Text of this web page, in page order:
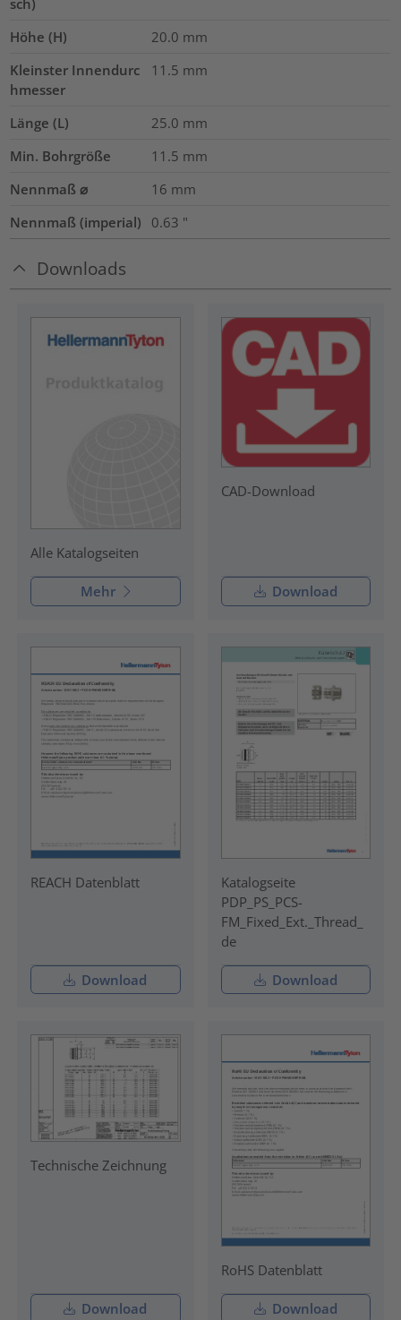
Höhe (H)
20.0 mm
Kleinster Innendurc
hmesser
11.5 mm
Länge (L) 25.0 mm
Min. Bohrgröße
11.5 mm
Nennmaß ⌀
16 mm
Nennmaß (imperial)
0.63 "
Downloads
Alle Katalogseiten
Mehr
CAD-Download
Download
REACH Datenblatt
Download
Katalogseite
PDP_PS_PCS-
FM_Fixed_Ext._Thread_
de
Download
Technische Zeichnung
Download
RoHS Datenblatt
Download